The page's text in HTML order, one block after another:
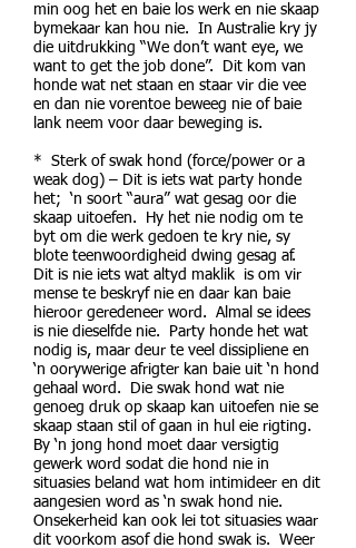
min oog het en baie los werk en nie skaap
bymekaar kan hou nie. In Australie kry jy
die uitdrukking “We don’t want eye, we
want to get the job done”. Dit kom van
honde wat net staan en staar vir die vee
en dan nie vorentoe beweeg nie of baie
lank neem voor daar beweging is.
* Sterk of swak hond (force/power or a
weak dog) – Dit is iets wat party honde
het; ‘n soort “aura” wat gesag oor die
skaap uitoefen. Hy het nie nodig om te
byt om die werk gedoen te kry nie, sy
blote teenwoordigheid dwing gesag af.
Dit is nie iets wat altyd maklik is om vir
mense te beskryf nie en daar kan baie
hieroor geredeneer word. Almal se idees
is nie dieselfde nie. Party honde het wat
nodig is, maar deur te veel dissipliene en
‘n oorywerige afrigter kan baie uit ‘n hond
gehaal word. Die swak hond wat nie
genoeg druk op skaap kan uitoefen nie se
skaap staan stil of gaan in hul eie rigting.
By ‘n jong hond moet daar versigtig
gewerk word sodat die hond nie in
situasies beland wat hom intimideer en dit
aangesien word as ‘n swak hond nie.
Onsekerheid kan ook lei tot situasies waar
dit voorkom asof die hond swak is. Weer